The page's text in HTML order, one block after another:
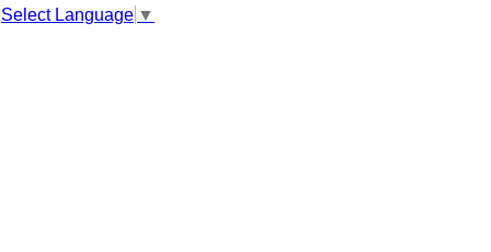
Select Language ▼